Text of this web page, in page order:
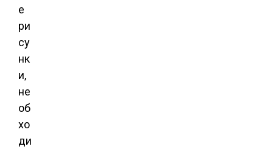
е
ри
су
нк
и,
не
об
хо
ди